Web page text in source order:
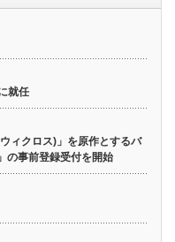
就任
ィクロス)」を原作とするバ
の事前登録受付を開始